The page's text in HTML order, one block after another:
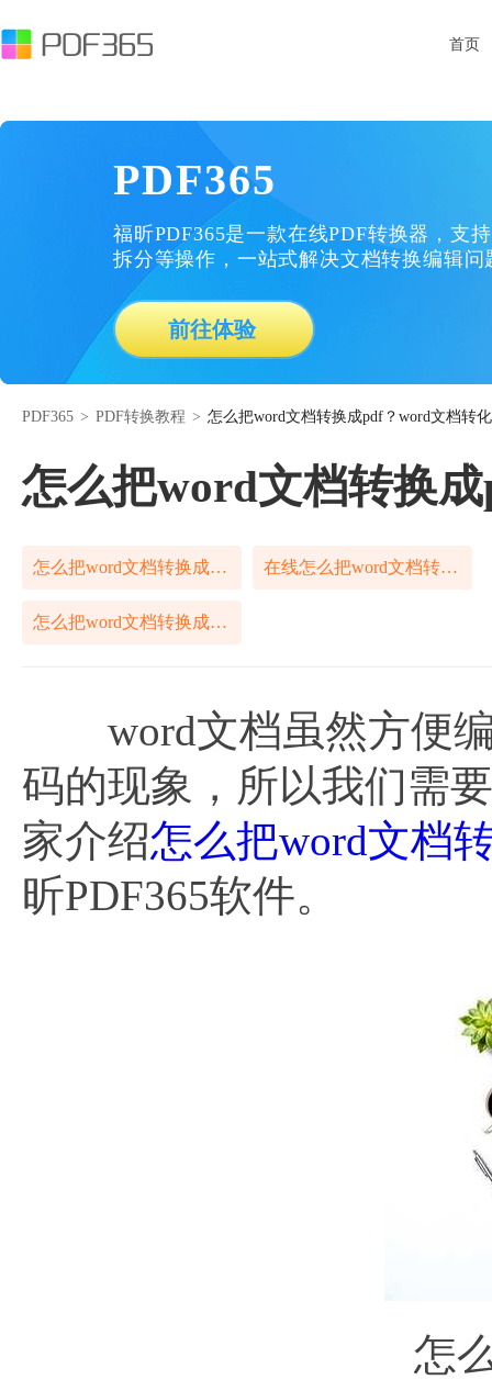
首页
PDF365
福昕PDF365是一款在线PDF转换器，支
拆分等操作，一站式解决文档转换编辑问
前往体验
PDF365 > PDF转换教程 > 怎么把word文档转换成pdf？word文档转
怎么把word文档转换
怎么把word文档转换成pdf 在线怎么把word文档转换成pdf
怎么把word文档转换成pdf免费
word文档虽然方便编
码的现象，所以我们需
家介绍怎么把word文档
昕PDF365软件。
怎